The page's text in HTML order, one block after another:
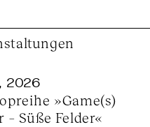
2026
»Game(s)
– Süße Felder«